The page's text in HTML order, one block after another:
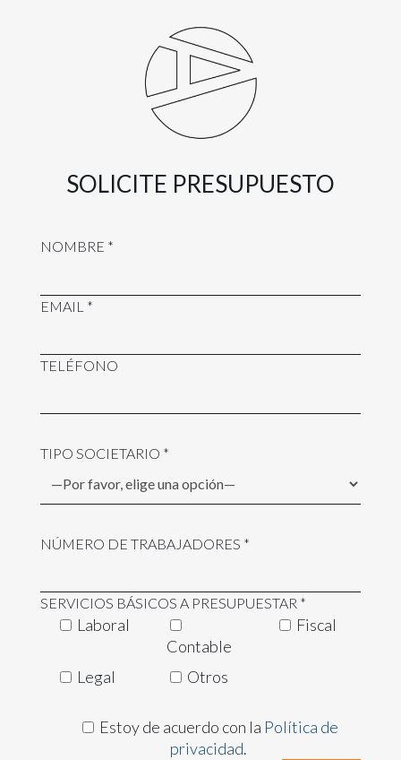
SOLICITE PRESUPUESTO
NOMBRE *
EMAIL *
TELÉFONO
TIPO SOCIETARIO *
NÚMERO DE TRABAJADORES *
SERVICIOS BÁSICOS A PRESUPUESTAR *
Laboral
Contable
Fiscal
Legal Otros
Estoy de acuerdo con la Política de
privacidad.